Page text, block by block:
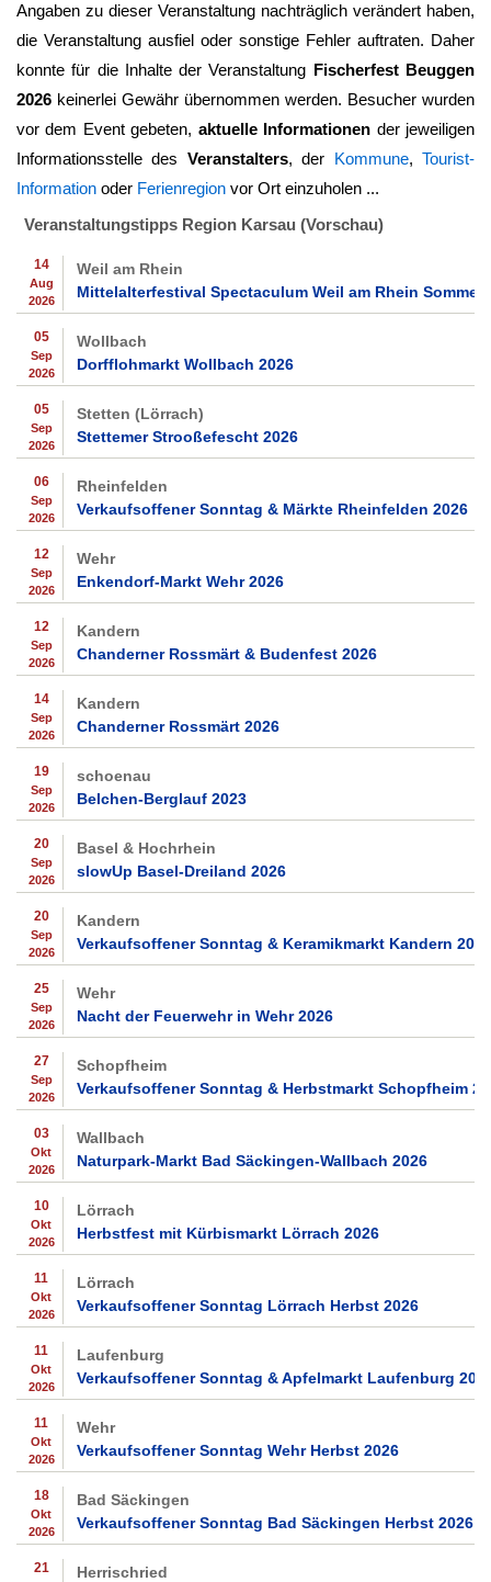
Angaben zu dieser Veranstaltung nachträglich verändert haben,
die Veranstaltung ausfiel oder sonstige Fehler auftraten. Daher
konnte für die Inhalte der Veranstaltung Fischerfest Beuggen
2026 keinerlei Gewähr übernommen werden. Besucher wurden
vor dem Event gebeten, aktuelle Informationen der jeweiligen
Informationsstelle des Veranstalters, der Kommune,Tourist-
Information oder Ferienregion vor Ort einzuholen ...
Veranstaltungstipps Region Karsau (Vorschau)
14
Aug
2026
Weil am Rhein
Mittelalterfestival Spectaculum Weil am Rhein Sommer
05
Sep
2026
Wollbach
Dorfflohmarkt Wollbach 2026
05
Sep
2026
Stetten (Lörrach)
Stettemer Strooßefescht 2026
06
Sep
2026
Rheinfelden
Verkaufsoffener Sonntag & Märkte Rheinfelden 2026
12
Sep
2026
Wehr
Enkendorf-Markt Wehr 2026
12
Sep
2026
Kandern
Chanderner Rossmärt & Budenfest 2026
14
Sep
2026
Kandern
Chanderner Rossmärt 2026
19
Sep
2026
schoenau
Belchen-Berglauf 2023
20
Sep
2026
Basel & Hochrhein
slowUp Basel-Dreiland 2026
20
Sep
2026
Kandern
Verkaufsoffener Sonntag & Keramikmarkt Kandern 2026
25
Sep
2026
Wehr
Nacht der Feuerwehr in Wehr 2026
27
Sep
2026
Schopfheim
Verkaufsoffener Sonntag & Herbstmarkt Schopfheim
03
Okt
2026
Wallbach
Naturpark-Markt Bad Säckingen-Wallbach 2026
10
Okt
2026
Lörrach
Herbstfest mit Kürbismarkt Lörrach 2026
11
Okt
2026
Lörrach
Verkaufsoffener Sonntag Lörrach Herbst 2026
11
Okt
2026
Laufenburg
Verkaufsoffener Sonntag & Apfelmarkt Laufenburg
11
Okt
2026
Wehr
Verkaufsoffener Sonntag Wehr Herbst 2026
18
Okt
2026
Bad Säckingen
Verkaufsoffener Sonntag Bad Säckingen Herbst 2026
21 Herrischried